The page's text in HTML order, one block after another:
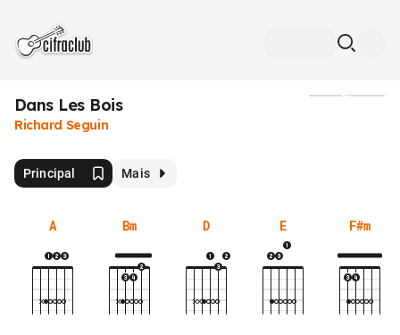
Dans Les Bois
Richard Seguin
Principal Mais
A Bm D E F#m